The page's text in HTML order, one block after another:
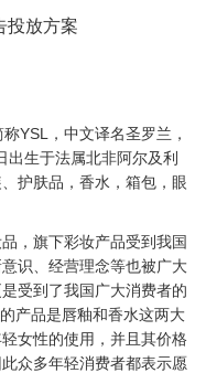
投放方案
称YSL
，中文译名圣罗兰，
出生于法属北非阿尔及利
护肤品 ，香水，箱包，眼
，旗下彩妆产品受到我国
识、经营理念等也被广大
受到了我国广大消费者的
产品是唇釉和香水这两大
女性的使用，并且其价格
众多年轻消费者都表示愿